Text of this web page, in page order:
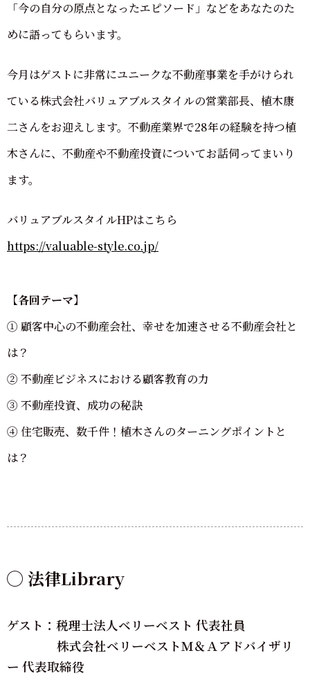
「今の自分の原点となったエピソード」などをあなたのた
めに語ってもらいます。
今月はゲストに非常にユニークな不動産事業を手がけられ
ている株式会社バリュアブルスタイルの営業部長、植木康
二さんをお迎えします。不動産業界で28年の経験を持つ植
木さんに、不動産や不動産投資についてお話伺ってまいり
ます。
バリュアブルスタイルHPはこちら
https://valuable-style.co.jp/
【各回テーマ】
① 顧客中心の不動産会社、幸せを加速させる不動産会社と
は？
② 不動産ビジネスにおける顧客教育の力
③ 不動産投資、成功の秘訣
④ 住宅販売、数千件！植木さんのターニングポイントと
は？
◯ 法律Library
ゲスト：税理士法人ベリーベスト 代表社員
株式会社ベリーベストＭ＆Ａアドバイザリ
ー 代表取締役